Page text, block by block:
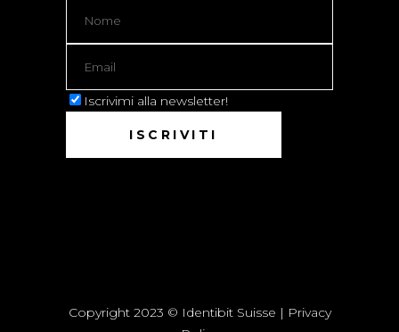
Iscrivimi alla newsletter!
Copyright 2023 © Identibit Suisse | Privacy